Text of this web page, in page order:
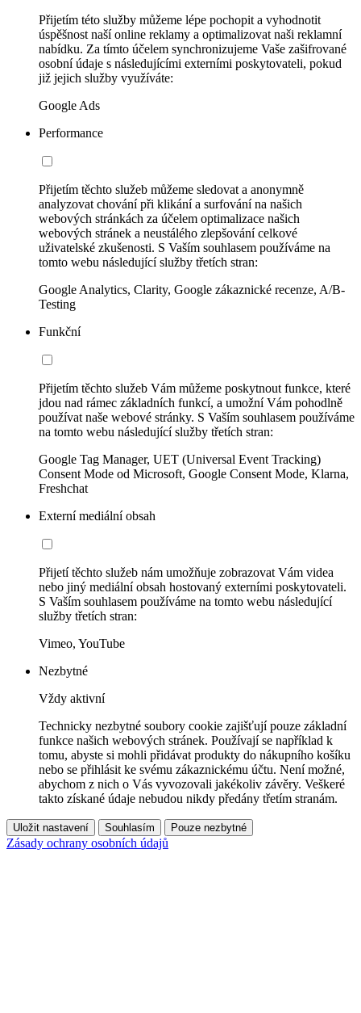
Přijetím této služby můžeme lépe pochopit a vyhodnotit
úspěšnost naší online reklamy a optimalizovat naši reklamní
nabídku. Za tímto účelem synchronizujeme Vaše zašifrované
osobní údaje s následujícími externími poskytovateli, pokud
již jejich služby využíváte:
Google Ads
Performance
Přijetím těchto služeb můžeme sledovat a anonymně
analyzovat chování při klikání a surfování na našich
webových stránkách za účelem optimalizace našich
webových stránek a neustálého zlepšování celkové
uživatelské zkušenosti. S Vaším souhlasem používáme na
tomto webu následující služby třetích stran:
Google Analytics, Clarity, Google zákaznické recenze, A/B-
Testing
Funkční
Přijetím těchto služeb Vám můžeme poskytnout funkce, které
jdou nad rámec základních funkcí, a umožní Vám pohodlně
používat naše webové stránky. S Vaším souhlasem používáme
na tomto webu následující služby třetích stran:
Google Tag Manager, UET (Universal Event Tracking)
Consent Mode od Microsoft, Google Consent Mode, Klarna,
Freshchat
Externí mediální obsah
Přijetí těchto služeb nám umožňuje zobrazovat Vám videa
nebo jiný mediální obsah hostovaný externími poskytovateli.
S Vaším souhlasem používáme na tomto webu následující
služby třetích stran:
Vimeo, YouTube
Nezbytné
Vždy aktivní
Technicky nezbytné soubory cookie zajišťují pouze základní
funkce našich webových stránek. Používají se například k
tomu, abyste si mohli přidávat produkty do nákupního košíku
nebo se přihlásit ke svému zákaznickému účtu. Není možné,
abychom z nich o Vás vyvozovali jakékoliv závěry. Veškeré
takto získané údaje nebudou nikdy předány třetím stranám.
Uložit nastavení Souhlasím Pouze nezbytné
Zásady ochrany osobních údajů